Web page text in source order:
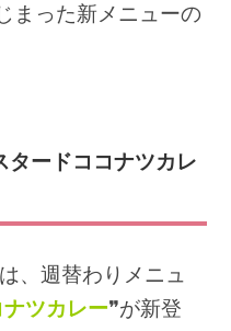
まった新メニューの
タードココナツカレ
、週替わりメニュ
ツカレー❞が新登